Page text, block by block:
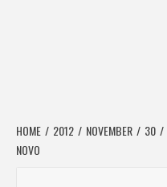
HOME 2012 NOVEMBER 30
NOVO